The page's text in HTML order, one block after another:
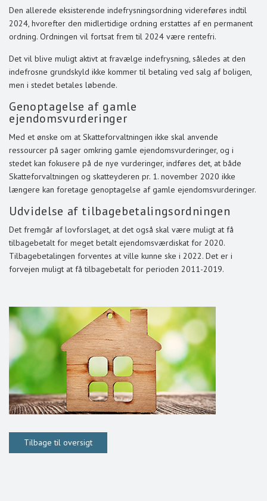
Den allerede eksisterende indefrysningsordning videreføres indtil
2024, hvorefter den midlertidige ordning erstattes af en permanent
ordning. Ordningen vil fortsat frem til 2024 være rentefri.
Det vil blive muligt aktivt at fravælge indefrysning, således at den
indefrosne grundskyld ikke kommer til betaling ved salg af boligen,
men i stedet betales løbende.
Genoptagelse af gamle
ejendomsvurderinger
Med et ønske om at Skatteforvaltningen ikke skal anvende
ressourcer på sager omkring gamle ejendomsvurderinger, og i
stedet kan fokusere på de nye vurderinger, indføres det, at både
Skatteforvaltningen og skatteyderen pr. 1. november 2020 ikke
længere kan foretage genoptagelse af gamle ejendomsvurderinger.
Udvidelse af tilbagebetalingsordningen
Det fremgår af lovforslaget, at det også skal være muligt at få
tilbagebetalt for meget betalt ejendomsværdiskat for 2020.
Tilbagebetalingen forventes at ville kunne ske i 2022. Det er i
forvejen muligt at få tilbagebetalt for perioden 2011-2019.
Tilbage til oversigt